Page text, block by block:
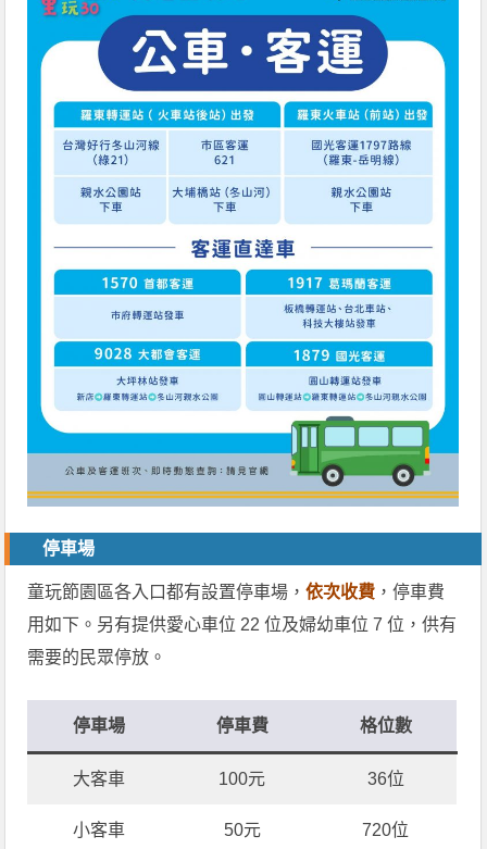
停車場
童玩節園區各入口都有設置停車場，依次收費 ，停車費
用如下。另有提供愛心車位 22 位及婦幼車位 7 位，供有
需要的民眾停放。
停車場 停車費 格位數
大客車 100元 36位
小客車 50元 720位